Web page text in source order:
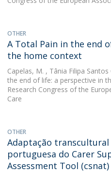
OTHER
A Total Pain in the end
the home context
Capelas, M. , Tânia Filipa
the end of life: a perspective in
Research Congress of the
Care
OTHER
Adaptação
portuguesa do Carer
Assessment Tool (csnat)